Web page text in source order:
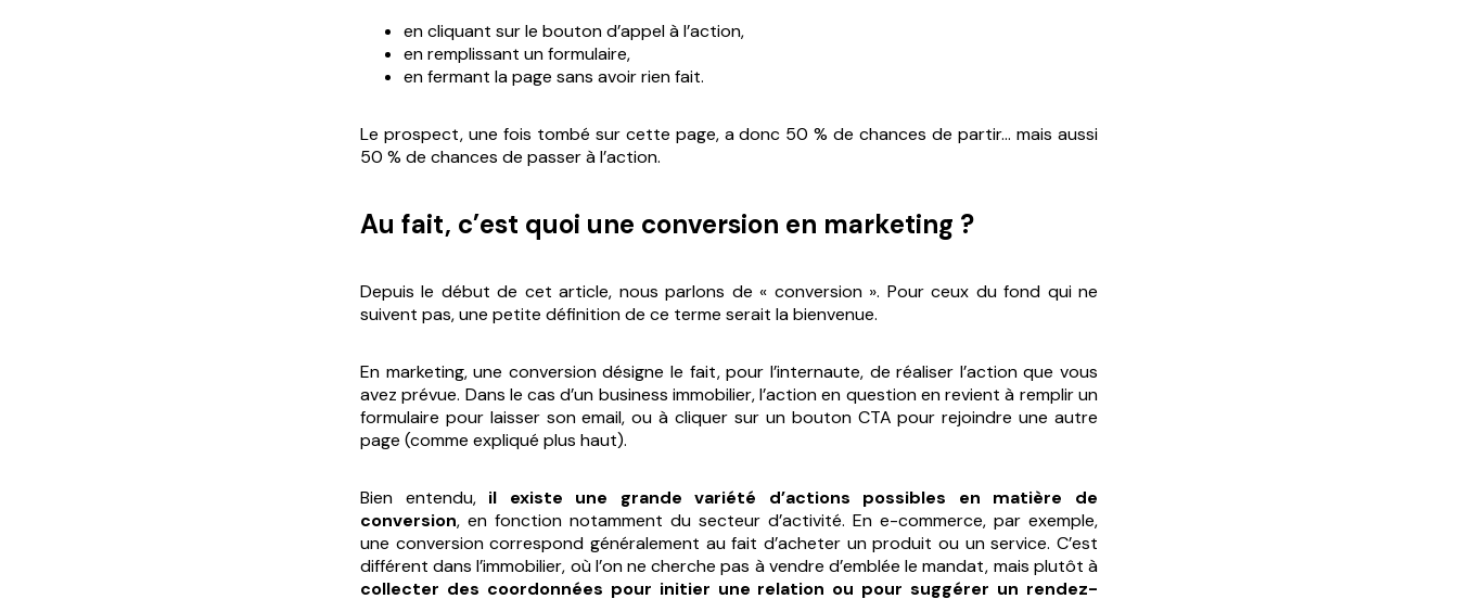
en cliquant sur le bouton d’appel à l’action,
en remplissant un formulaire,
en fermant la page sans avoir rien fait.
Le prospect, une fois tombé sur cette page, a donc 50 % de chances de partir… mais aussi
50 % de chances de passer à l’action.
Au fait, c’est quoi une conversion en marketing ?
Depuis le début de cet article, nous parlons de « conversion ». Pour ceux du fond qui ne
suivent pas, une petite définition de ce terme serait la bienvenue.
En marketing, une conversion désigne le fait, pour l’internaute, deréaliser l’action que vous
avez prévue. Dans le cas d’un business immobilier, l’action en question en revient à remplir un
formulaire pour laisser son email, ou à cliquer sur un bouton CTA pour rejoindre une autre
page (comme expliqué plus haut).
Bien entendu, il existe une grande variété d’actions possibles en matière de
conversion, en fonction notamment du secteur d’activité. En e-commerce, par exemple,
une conversion correspond généralement au fait d’acheter un produit ou un service. C’est
différent dans l’immobilier, où l’on ne cherche pas à vendre d’emblée le mandat, mais plutôt à
collecter des coordonnées pour initier une relation ou pour suggérer un rendez-